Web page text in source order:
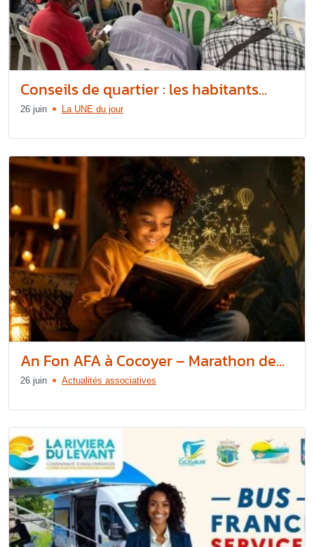
Conseils de quartier : les habitants...
26 juin La UNE du jour
An Fon AFA à Cocoyer – Marathon de...
26 juin Actualités associatives